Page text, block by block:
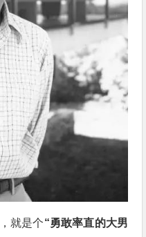
就是个“勇敢率直的大男